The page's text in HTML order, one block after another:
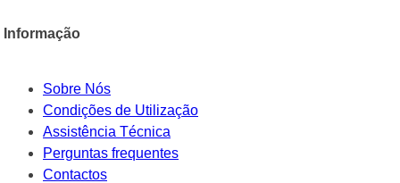
Informação
Sobre Nós
Condições de Utilização
Assistência Técnica
Perguntas frequentes
Contactos